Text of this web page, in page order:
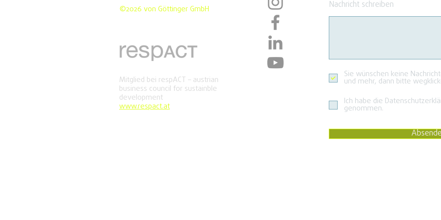
©2026 von Göttinger GmbH
Mitglied bei respACT – austrian
business council for sustainble
development
www.respact.at
Nachricht schreiben
Sie wünschen keine
und mehr, dann bitte
Ich habe die
genommen.